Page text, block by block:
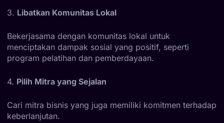
3. Libatkan Komunitas Lokal
Bekerjasama dengan komunitas lokal untuk
menciptakan dampak sosial yang positif, seperti
program pelatihan dan pemberdayaan.
4. Pilih Mitra yang Sejalan
Cari mitra bisnis yang juga memiliki komitmen terhadap
keberlanjutan.